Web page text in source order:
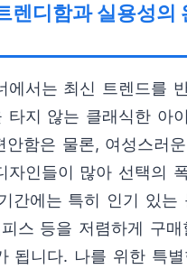
렌디함과 실용성의
에서는 최신 트렌드를
타지 않는 클래식한 아
안함은 물론, 여성스러
자인들이 많아 선택의
간에는 특히 인기 있는
스 등을 저렴하게 구
됩니다. 나를 위한 특